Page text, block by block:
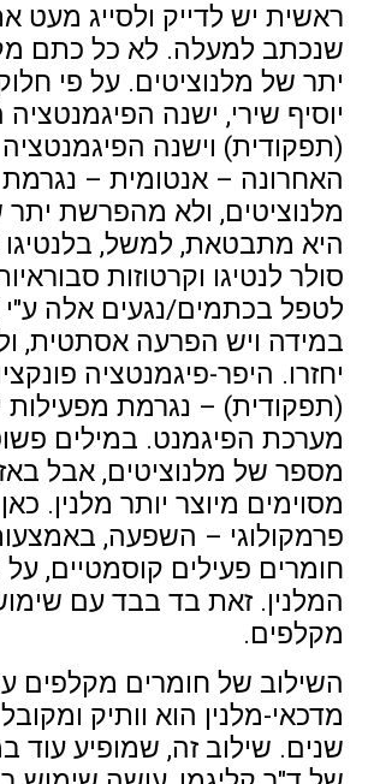
ראשית יש לדייק ולסייג מעט
שנכתב למעלה. לא כל כתם
יתר של מלנוציטים. על פי
יוסיף שירי, ישנה הפיגמנטציה
(תפקודית) וישנה
האחרונה – אנטומית –
מלנוציטים, ולא מהפרשת יתר
היא מתבטאת, למשל,
סולר לנטיגו וקרטוזות
לטפל בכתמים/נגעים אלה
במידה ויש הפרעה אסתטית,
יחזרו. היפר-פיגמנטציה
(תפקודית) – נגרמת מפעילות
מערכת הפיגמנט. במילים
מספר של מלנוציטים, אבל
מסוימים מיוצר יותר מלנין.
פרמקולוגי – השפעה,
חומרים פעילים קוסמטיים, על
המלנין. זאת בד בבד עם
מקלפים.
השילוב של חומרים מקלפים
מדכאי-מלנין הוא וותיק
שנים. שילוב זה, שמופיע עוד